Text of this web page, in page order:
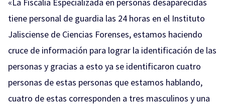
tiene personal de guardia las 24 horas en el Instituto
Jalisciense de Ciencias Forenses, estamos haciendo
cruce de información para lograr la identificación de las
personas y gracias a esto ya se identificaron cuatro
personas de estas personas que estamos hablando,
cuatro de estas corresponden a tres masculinos y una